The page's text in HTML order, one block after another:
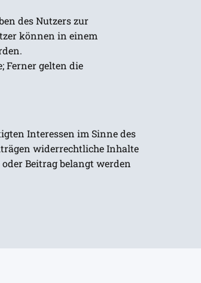
des Nutzers zur
können in einem
Ferner gelten die
Interessen im Sinne des
widerrechtliche Inhalte
Beitrag belangt werden